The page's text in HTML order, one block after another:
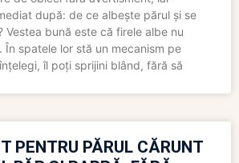
după: de ce albește părul și se
Vestea bună este că firele albe nu
În spatele lor stă un mecanism pe
îl poți sprijini blând, fără să
PENTRU PĂRUL CĂRUNT